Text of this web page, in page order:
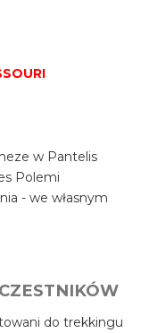
w Pantelis
Polemi
- we własnym
do trekkingu